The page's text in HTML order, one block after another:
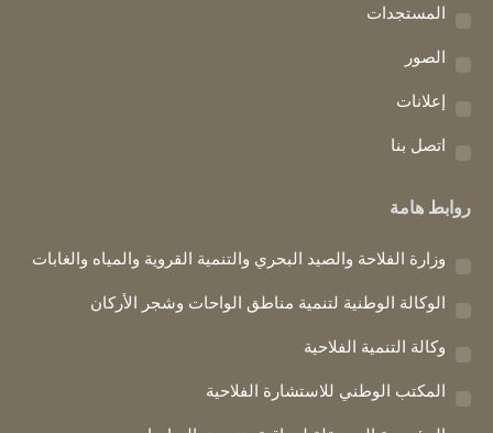
window
window
windowالمستجدات
الصور
إعلانات
اتصل بنا
روابط هامة
وزارة الفلاحة والصيد البحري والتنمية القروية والمياه والغابات
الوكالة الوطنية لتنمية مناطق الواحات وشجر الأركان
وكالة التنمية الفلاحية
المكتب الوطني للاستشارة الفلاحية